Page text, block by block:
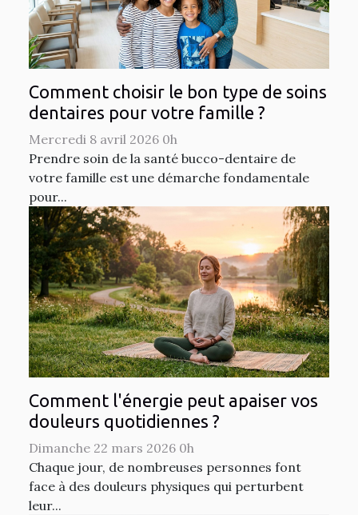
Comment choisir le bon type de soins
dentaires pour votre famille ?
Mercredi 8 avril 2026 0h
Prendre soin de la santé bucco-dentaire de
votre famille est une démarche fondamentale
pour...
Comment l'énergie peut apaiser vos
douleurs quotidiennes ?
Dimanche 22 mars 2026 0h
Chaque jour, de nombreuses personnes font
face à des douleurs physiques qui perturbent
leur...